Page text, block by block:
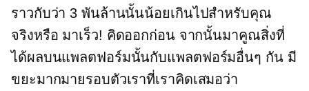
ราวกับว่า 3 พันล้านนั้นน้อยเกินไปสำหรับคุณ
จริงหรือ มาเร็ว! คิดออกก่อน จากนั้นมาคูณสิ่งที่
ได้ผลบนแพลตฟอร์มนั้นกับแพลตฟอร์มอื่นๆ กัน มี
ขยะมากมายรอบตัวเราที่เราคิดเสมอว่า